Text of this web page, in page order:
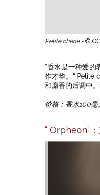
Petite chérie - ©
“香水是一种爱的
作才华。“ Petite
和麝香的后调中
价格：香水100毫
“ Orpheon”